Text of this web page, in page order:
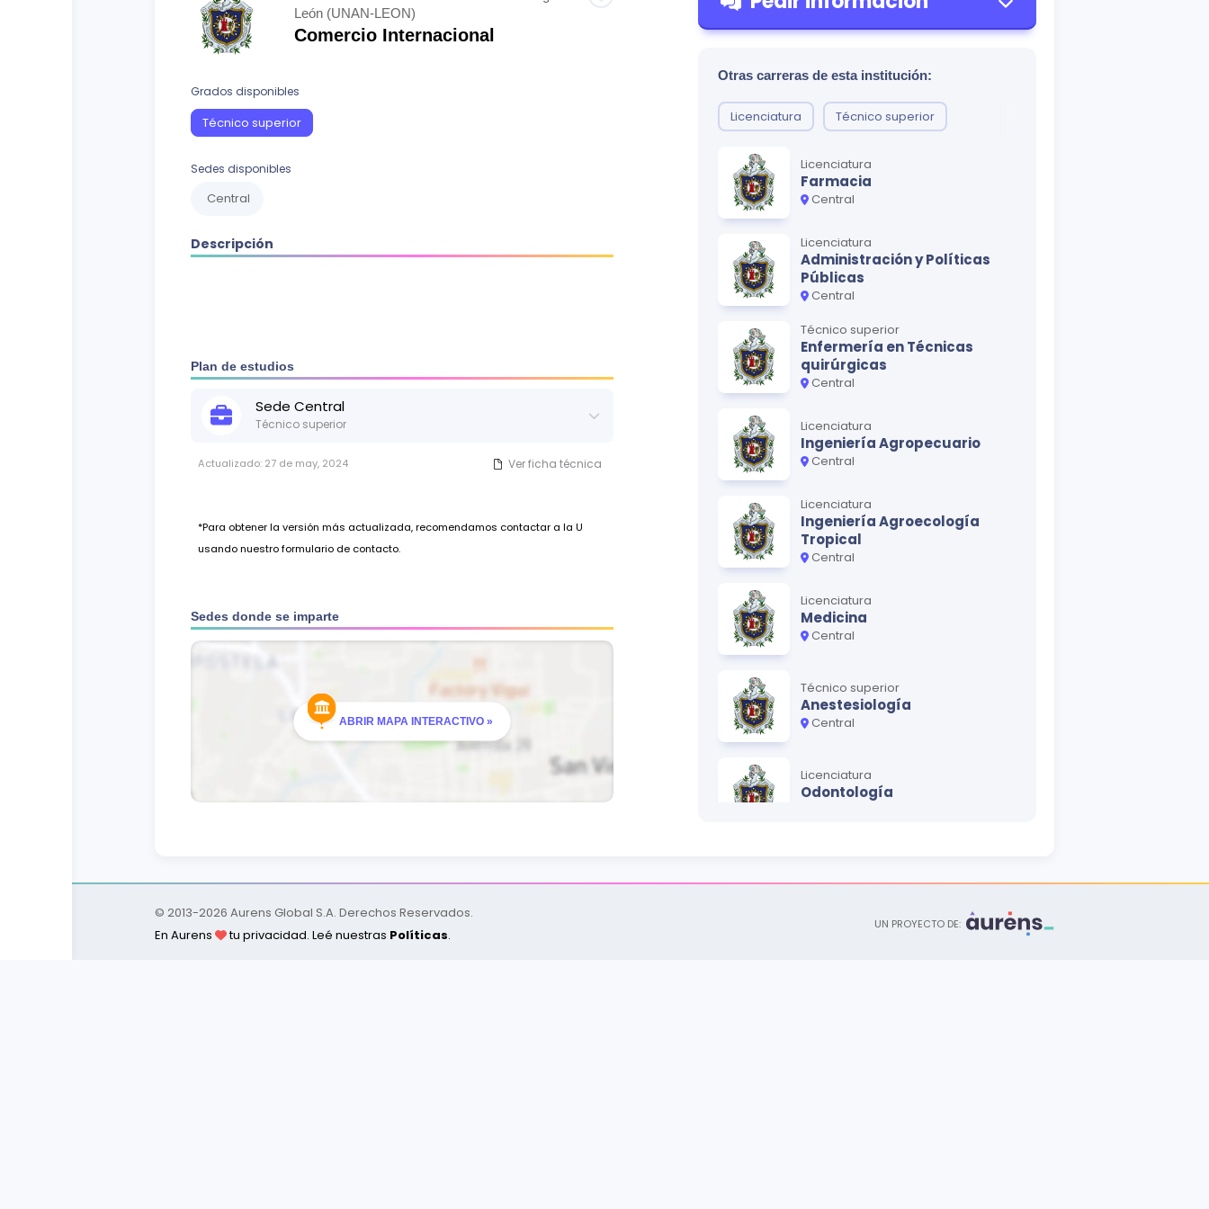
Ingenierías y Arquitectura
León (UNAN-LEON)
Comercio Internacional
Grados disponibles
Técnico superior
Sedes disponibles
Central
Descripción
Plan de estudios
Sede Central
Técnico superior
Actualizado: 27 de may, 2024 Ver ficha técnica
*Para obtener la versión más actualizada, recomendamos contactar a la U
usando nuestro formulario de contacto.
Otras carreras de esta institución:
Licenciatura Técnico superior
Licenciatura
Farmacia
Central
Licenciatura
Administración y Políticas
Públicas
Central
Técnico superior
Enfermería en Técnicas
quirúrgicas
Central
Licenciatura
Ingeniería Agropecuario
Central
Licenciatura
Ingeniería Agroecología
Tropical
Central
Licenciatura
Medicina
Central
Técnico superior
Anestesiología
Central
Licenciatura
Odontología
Psicología
Sedes donde se imparte
ABRIR MAPA INTERACTIVO »
© 2013-2026 Aurens Global S.A. Derechos Reservados.
En Aurens
tu privacidad. Leé nuestras Políticas.
UN PROYECTO DE: